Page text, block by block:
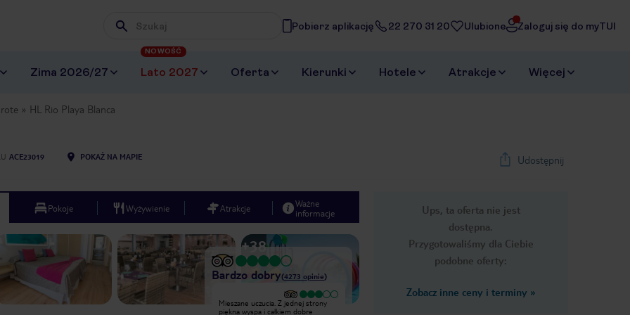
Wpisz frazę, której szukasz
Pobierz aplikację 22 270 31 20 Ulubione Zaloguj się do myTUI
Zima 2026/27 Lato 2027
NOWOŚĆ
Oferta Kierunki Hotele Atrakcje Więcej
HL Rio Playa Blanca
ACE23019 POKAŻ NA MAPIE Udostępnij
Ups, ta oferta nie jest
dostępna.
Przygotowaliśmy dla Ciebie
podobne oferty:
Zobacz inne ceny i terminy »
Pokoje Wyżywienie Atrakcje
Ważne
informacje
Next slide
1/44
+38
Bardzo dobry(4273 opinie)
Wyjątkowy
Dużo zabaw fajna obsługa ogólnie
Mieszane uczucia. Z jednej strony
piękna wyspa i całkiem dobre